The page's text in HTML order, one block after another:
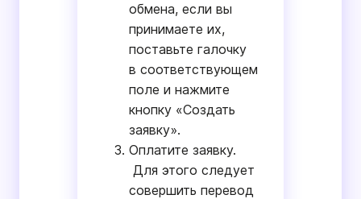
обмена, если вы
принимаете их,
поставьте галочку
в соответствующем
поле и нажмите
кнопку «Создать
заявку».
Оплатите заявку.
Для этого следует
совершить перевод